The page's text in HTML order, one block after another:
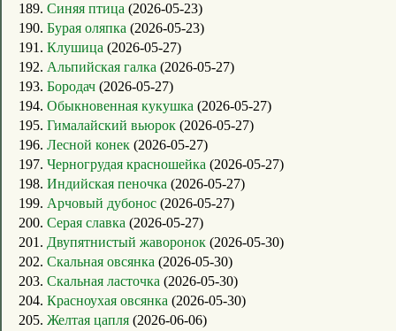
189. Синяя птица (2026-05-23)
190. Бурая оляпка (2026-05-23)
191. Клушица (2026-05-27)
192. Альпийская галка (2026-05-27)
193. Бородач (2026-05-27)
194. Обыкновенная кукушка (2026-05-27)
195. Гималайский вьюрок (2026-05-27)
196. Лесной конек (2026-05-27)
197. Черногрудая красношейка (2026-05-27)
198. Индийская пеночка (2026-05-27)
199. Арчовый дубонос (2026-05-27)
200. Серая славка (2026-05-27)
201. Двупятнистый жаворонок (2026-05-30)
202. Скальная овсянка (2026-05-30)
203. Скальная ласточка (2026-05-30)
204. Красноухая овсянка (2026-05-30)
205. Желтая цапля (2026-06-06)